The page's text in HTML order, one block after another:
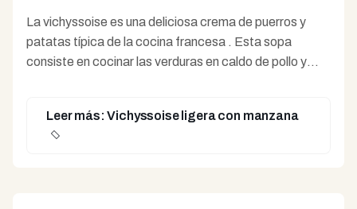
La vichyssoise es una deliciosa crema de puerros y
patatas típica de la cocina francesa . Esta sopa
consiste en cocinar las verduras en caldo de pollo y
Leer más: Vichyssoise ligera con manzana